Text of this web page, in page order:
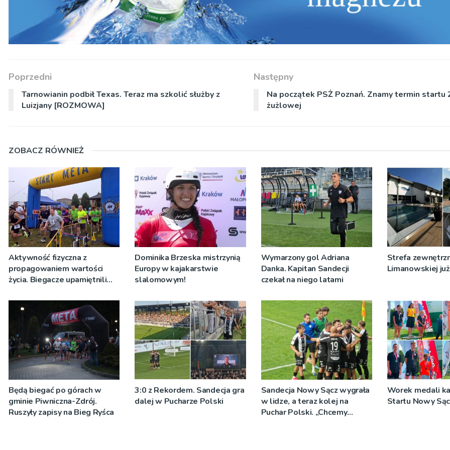
Poprzedni
Tarnowianin podbił Texas. Teraz ma szkolić służby z
Luizjany [ROZMOWA]
Następny
Na początek PSŻ Poznań. Znamy termin startu
żużlowej
ZOBACZ RÓWNIEŻ
Aktywność fizyczna z
propagowaniem wartości
życia. Biegacze upamiętnili
Dominika Brzeska mistrzynią
Europy w kajakarstwie
slalomowym!
Wymarzony gol Adriana
Danka. Kapitan Sandecji
czekał na niego latami
Strefa
Limanowskiej już
Będą biegać po górach w
gminie Piwniczna-Zdrój.
Ruszyły zapisy na Bieg Ryśca
3:0 z Rekordem. Sandecja gra
dalej w Pucharze Polski
Sandecja Nowy Sącz wygrała
w lidze, a teraz kolej na
Puchar Polski. „Chcemy
Worek medali
Startu Nowy